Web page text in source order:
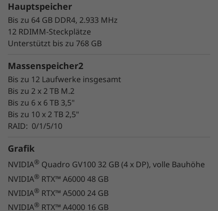
Sie sich auch im Alltag auf ihre Zuverlässigkeit
und Haltbarkeit verlassen. Und dank ihrer
hochwertigen Konstruktions- und
Fertigungsqualität verbindet sie einfachere
absoluter Gewinn für jedes Unternehmen.
Auch die Feinabstimmung und Optimierung
der Systemleistung ist kinderleicht. Laden Sie
einfach die Apps Lenovo Performance Tuner
und Lenovo Workstation Diagnostics herunter
Hauptspeicher
Bis zu 64 GB DDR4, 2.933 MHz
12 RDIMM-Steckplätze
Unterstützt bis zu 768 GB
Massenspeicher2
Bis zu 12 Laufwerke insgesamt
Bis zu 2 x 2 TB M.2
Bis zu 6 x 6 TB 3,5"
Bis zu 10 x 2 TB 2,5"
RAID: 0/1/5/10
Grafik
NVIDIA® Quadro GV100 32 GB (4 x DP), volle Bauhöhe
NVIDIA® RTX™ A6000 48 GB
NVIDIA® RTX™ A5000 24 GB
NVIDIA® RTX™ A4000 16 GB